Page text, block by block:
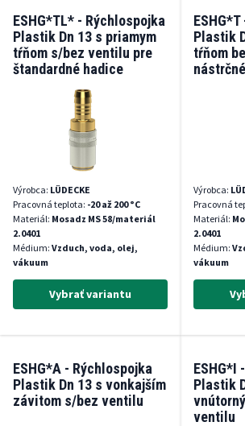
ESHG*TL* - Rýchlospojka
Plastik Dn 13 s priamym
tŕňom s/bez ventilu pre
štandardné hadice
Výrobca: LÜDECKE
Pracovná teplota: -20 až 200 °C
Materiál: Mosadz MS 58/materiál
2.0401
Médium: Vzduch, voda, olej,
vákuum
Vybrať variantu
Plastik
tŕňom
Výrobca:
Pracovná
Materiál:
2.0401
Médium:
vákuum
ESHG*A - Rýchlospojka
Plastik Dn 13 s vonkajším
závitom s/bez ventilu
ESHG*I
Plastik
ventilu